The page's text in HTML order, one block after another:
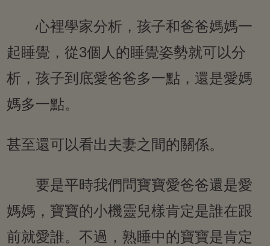
心裡學家分析，孩子和爸爸媽媽一
起睡覺，從3個人的睡覺姿勢就可以分
析，孩子到底愛爸爸多一點，還是愛媽
媽多一點。
甚至還可以看出夫妻之間的關係。
要是平時我們問寶寶愛爸爸還是愛
媽媽，寶寶的小機靈兒樣肯定是誰在跟
前就愛誰。不過，熟睡中的寶寶是肯定